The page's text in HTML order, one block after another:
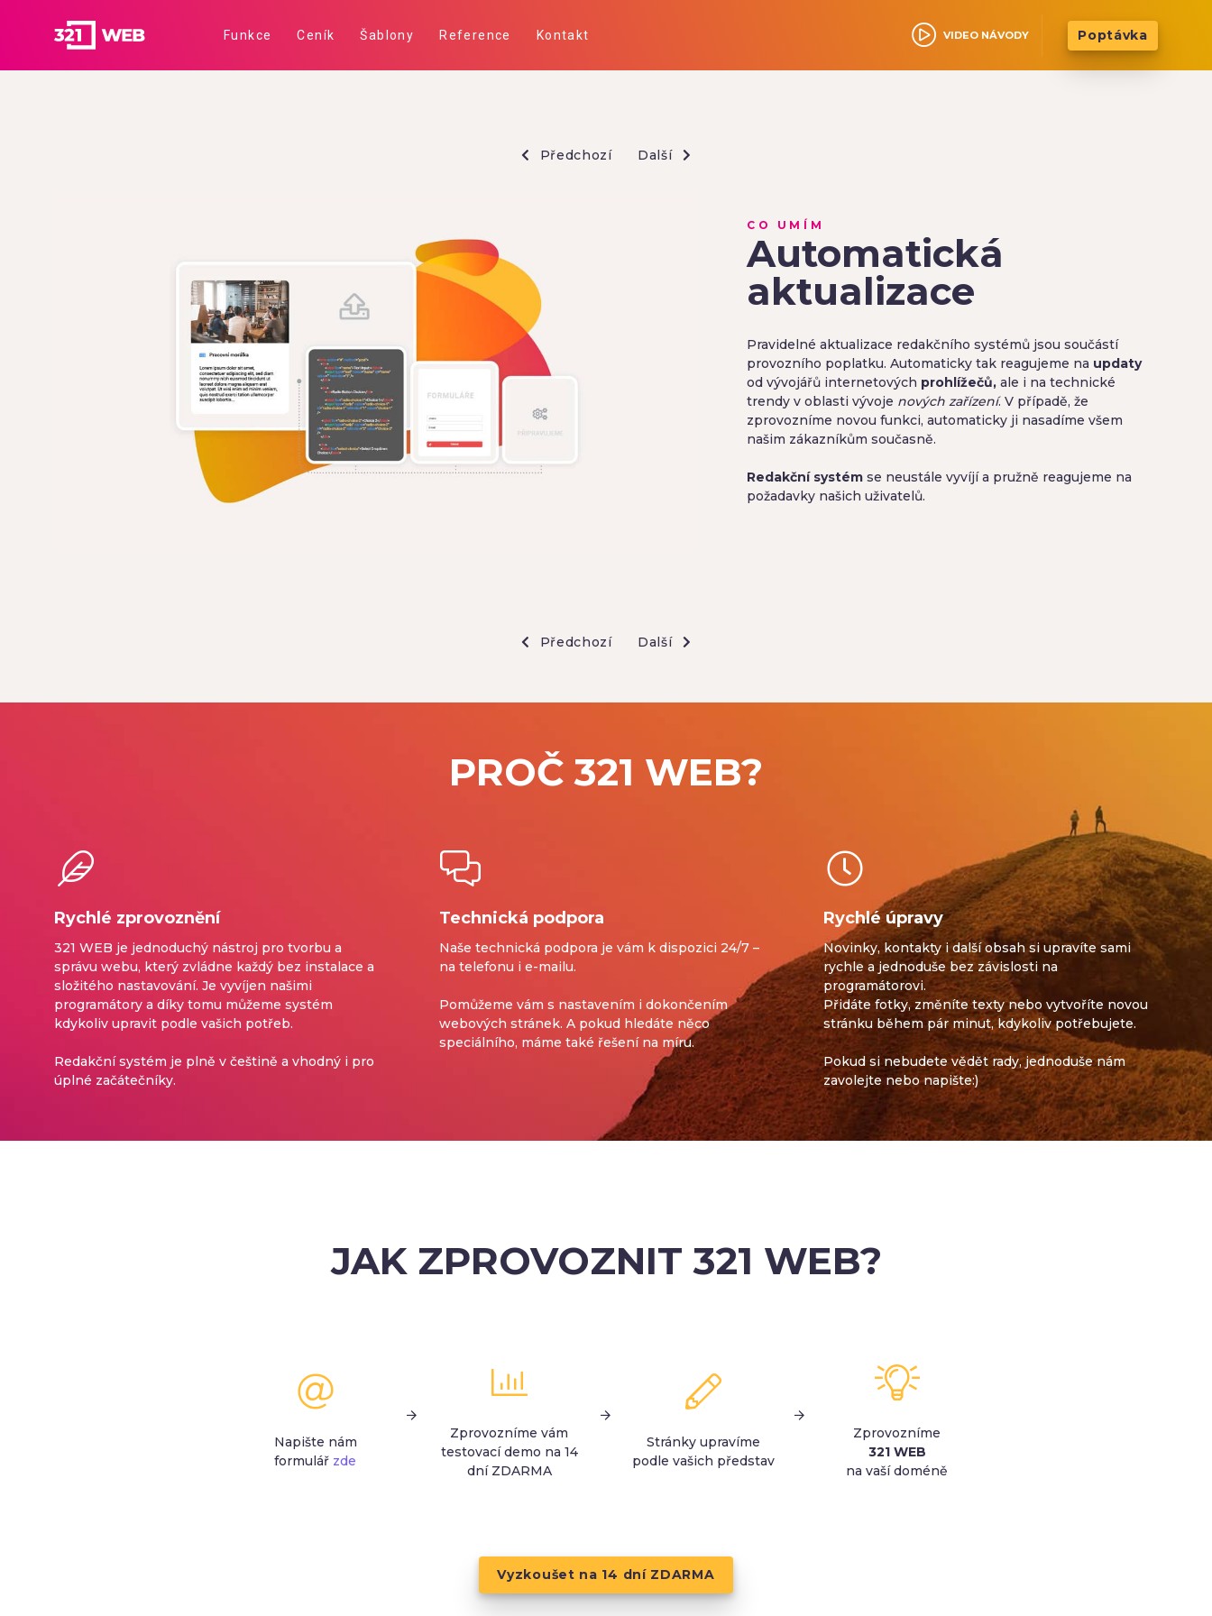
Funkce Ceník Šablony Reference Kontakt VIDEO NÁVODY Poptávka
Předchozí Další
CO UMÍM
Automatická
aktualizace
Pravidelné aktualizace redakčního systémů jsou součástí
provozního poplatku. Automaticky tak reagujeme na updaty
od vývojářů internetových prohlížečů, ale i na technické
trendy v oblasti vývoje nových zařízení. V případě, že
zprovozníme novou funkci, automaticky ji nasadíme všem
našim zákazníkům současně.
Redakční systém se neustále vyvíjí a pružně reagujeme na
požadavky našich uživatelů.
Předchozí Další
PROČ 321 WEB?
Rychlé zprovoznění
321 WEB je jednoduchý nástroj pro tvorbu a
správu webu, který zvládne každý bez instalace a
složitého nastavování. Je vyvíjen našimi
programátory a díky tomu můžeme systém
kdykoliv upravit podle vašich potřeb.
Redakční systém je plně v češtině a vhodný i pro
úplné začátečníky.
Technická podpora
Naše technická podpora je vám k dispozici 24/7 –
na telefonu i e-mailu.
Pomůžeme vám s nastavením i dokončením
webových stránek. A pokud hledáte něco
speciálního, máme také řešení na míru.
Rychlé úpravy
Novinky, kontakty i další obsah si upravíte sami
rychle a jednoduše bez závislosti na
programátorovi.
Přidáte fotky, změníte texty nebo vytvoříte novou
stránku během pár minut, kdykoliv potřebujete.
Pokud si nebudete vědět rady, jednoduše nám
zavolejte nebo napište:)
JAK ZPROVOZNIT 321 WEB?
Napište nám
formulář zde
Zprovozníme vám
testovací demo na 14
dní ZDARMA
Stránky upravíme
podle vašich představ
Zprovozníme
321 WEB
na vaší doméně
Vyzkoušet na 14 dní ZDARMA